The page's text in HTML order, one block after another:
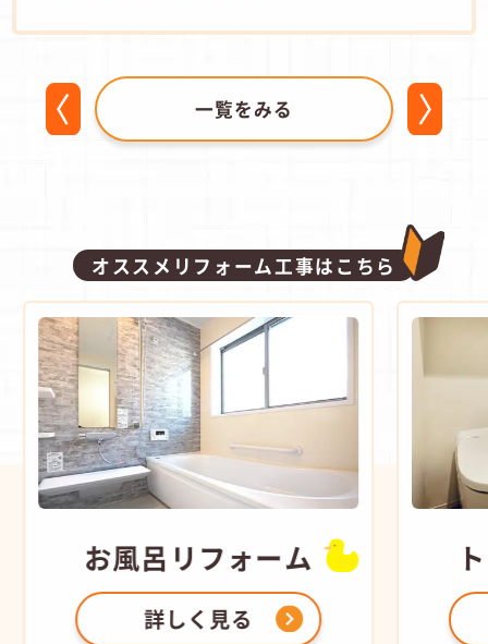
一覧をみる
オススメリフォーム工事はこちら
お風呂リフォーム
詳しく見る
ト